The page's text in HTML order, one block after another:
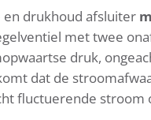
drukhoud afsluiter
met twee
druk,
dat de
fluctuerende